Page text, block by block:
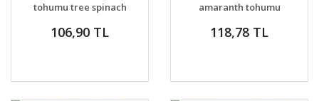
tohumu tree spinach
giganteum
106,90 TL
amaranth tohumu
118,78 TL